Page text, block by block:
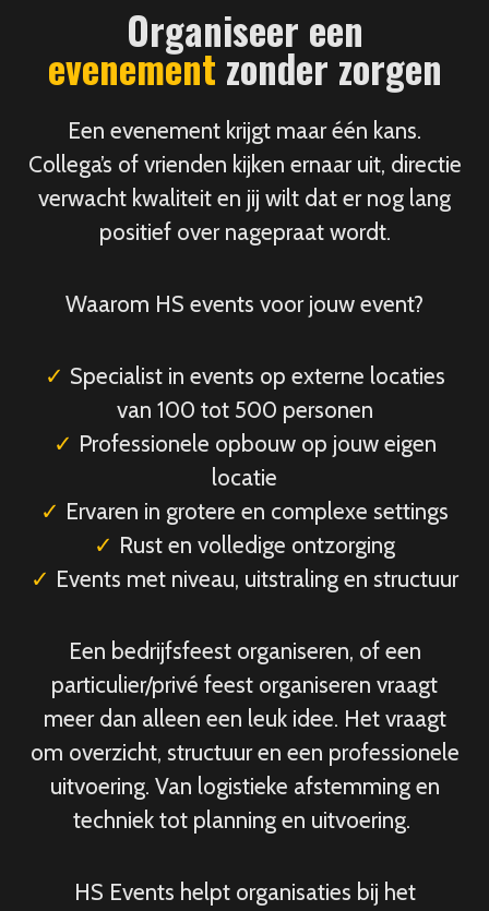
Organiseer een
evenement zonder zorgen
Een evenement krijgt maar één kans.
Collega’s of vrienden kijken ernaar uit, directie
verwacht kwaliteit en jij wilt dat er nog lang
positief over nagepraat wordt.
Waarom HS events voor jouw event?
✓ Specialist in events op externe locaties
van 100 tot 500 personen
✓ Professionele opbouw op jouw eigen
locatie
✓ Ervaren in grotere en complexe settings
✓ Rust en volledige ontzorging
✓ Events met niveau, uitstraling en structuur
Een bedrijfsfeest organiseren, of een
particulier/privé feest organiseren vraagt
meer dan alleen een leuk idee. Het vraagt
om overzicht, structuur en een professionele
uitvoering. Van logistieke afstemming en
techniek tot planning en uitvoering.
HS Events helpt organisaties bij het